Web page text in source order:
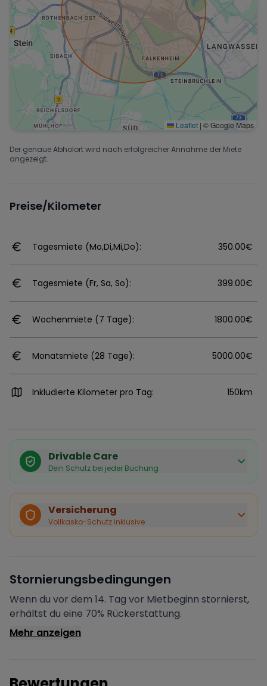
Leaflet | © Google Maps
Der genaue Abholort wird nach erfolgreicher Annahme der Miete
angezeigt.
Preise/Kilometer
Tagesmiete (Mo,Di,Mi,Do): 350.00€
Tagesmiete (Fr, Sa, So): 399.00€
Wochenmiete (7 Tage): 1800.00€
Monatsmiete (28 Tage): 5000.00€
Inkludierte Kilometer pro Tag: 150km
Drivable Care
Dein Schutz bei jeder Buchung
Käuferschutz inklusive
Bei Stornierung durch den Vermieter erhältst du eine
vollständige Rückerstattung.
Sofortige Bestätigung
Sichere Zahlung
Deine Zahlung wird verschlüsselt verarbeitet. Deine
Daten sind geschützt.
Verifizierter Vermieter
verifiziert.
Versicherung
Vollkasko-Schutz inklusive
Stornierungsbedingungen
Wenn du vor dem 14. Tag vor Mietbeginn stornierst,
erhältst du eine 70% Rückerstattung.
Mehr anzeigen